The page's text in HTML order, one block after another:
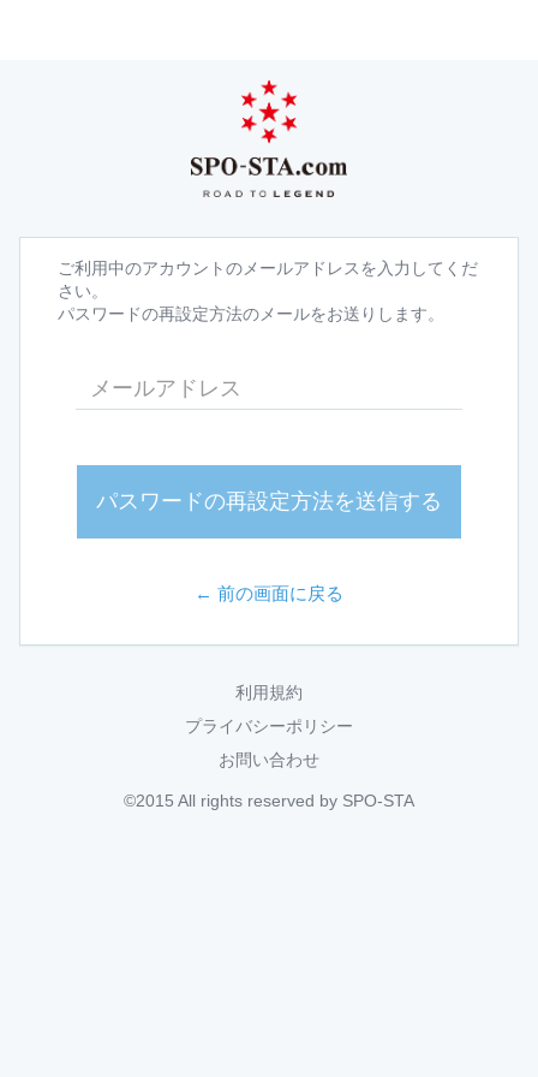
ご利用中のアカウントのメールアドレスを入力してくだ
さい。
パスワードの再設定方法のメールをお送りします。
パスワードの再設定方法を送信する
← 前の画面に戻る
利用規約
プライバシーポリシー
お問い合わせ
©2015 All rights reserved by SPO-STA